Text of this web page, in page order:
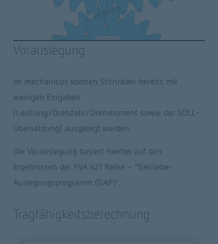
Vorauslegung
Im mechanicus können Stirnräder bereits mit
wenigen Eingaben
(Leistung/Drehzahl/Drehmoment sowie der SOLL-
Übersetzung) ausgelegt werden.
Die Vorauslegung basiert hierbei auf den
Ergebnissen der FVA 421 Reihe - “Getriebe-
Auslegungsprogramm (GAP)“.
Tragfähigkeitsberechnung